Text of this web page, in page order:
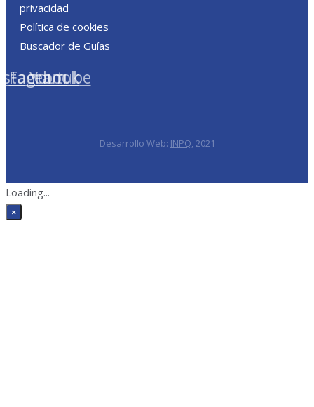
privacidad
Política de cookies
Buscador de Guías
Facebook
Youtube
Desarrollo Web: INPQ, 2021
Loading...
×